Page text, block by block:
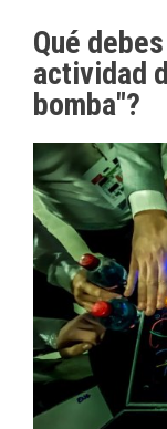
Qué
actividad
bomba"?